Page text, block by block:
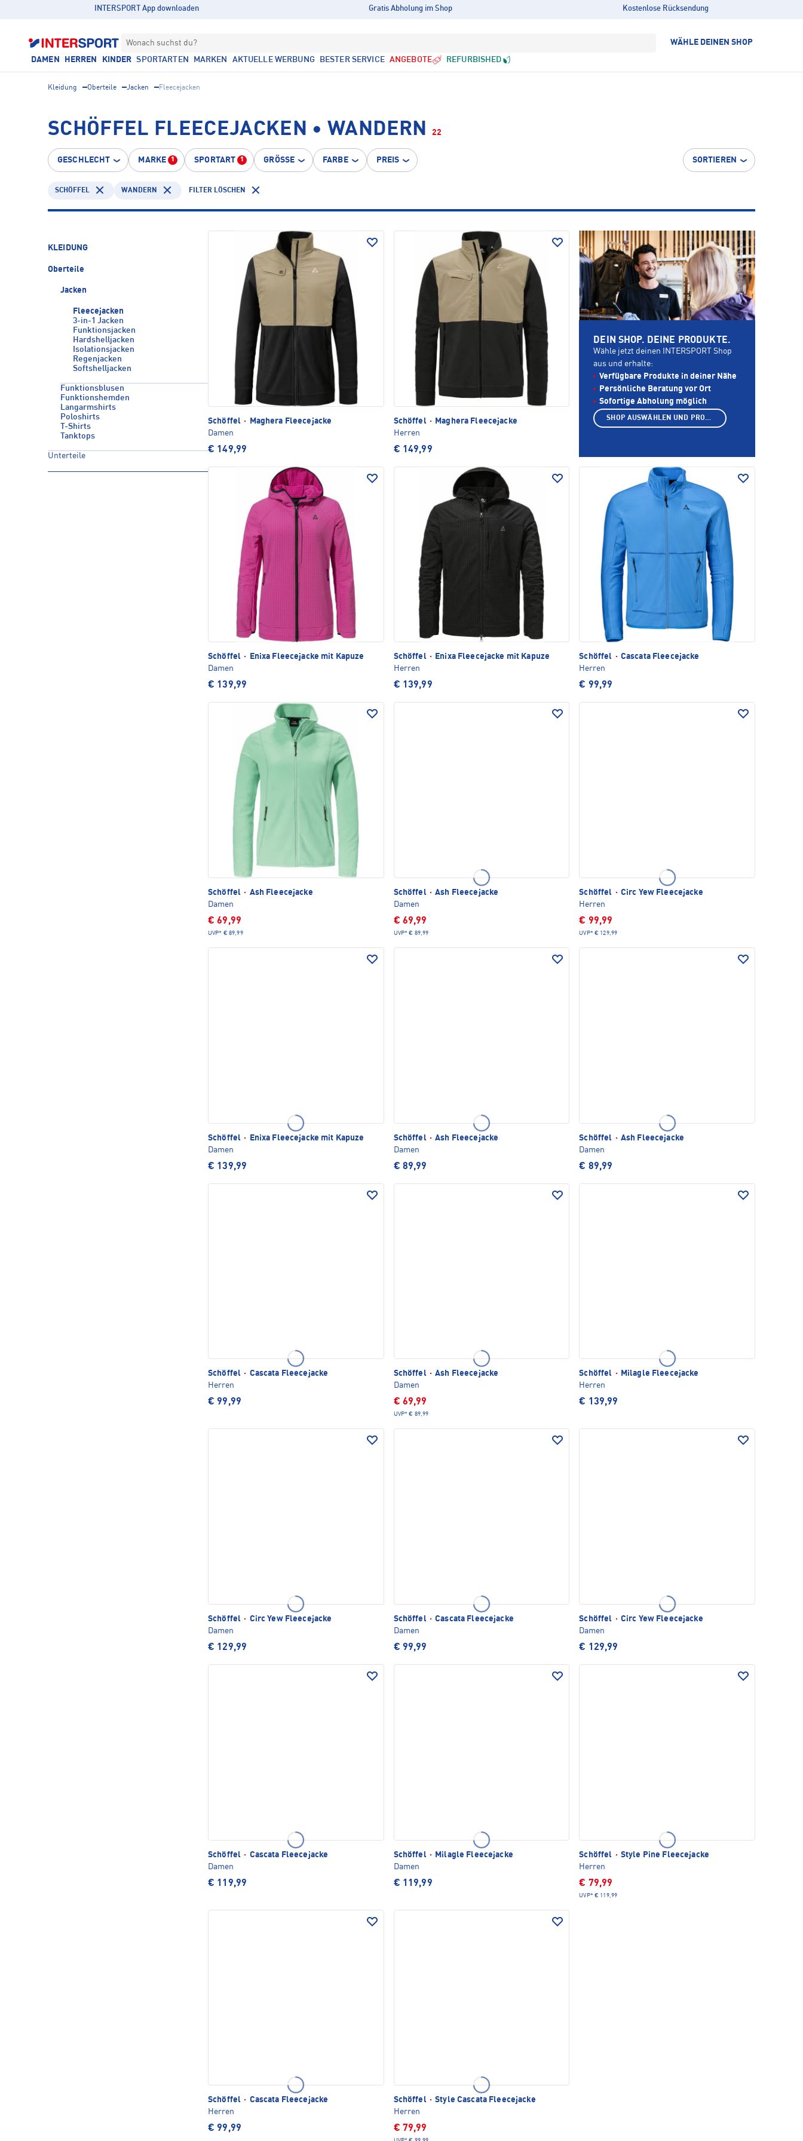
INTERSPORT App downloaden Gratis Abholung im Shop Kostenlose Rücksendung
Wonach suchst du? WÄHLE DEINEN SHOP
DAMEN HERREN KINDER SPORTARTEN MARKEN AKTUELLE WERBUNG BESTER SERVICE ANGEBOTE REFURBISHED
Kleidung Oberteile Jacken Fleecejacken
SCHÖFFEL FLEECEJACKEN • WANDERN 22
GESCHLECHT MARKE 1 SPORTART 1 GRÖSSE FARBE PREIS SORTIEREN
SCHÖFFEL WANDERN FILTER LÖSCHEN
KLEIDUNG
Oberteile
Jacken
Fleecejacken
3-in-1 Jacken
Funktionsjacken
Hardshelljacken
Isolationsjacken
Regenjacken
Softshelljacken
Funktionsblusen
Funktionshemden
Langarmshirts
Poloshirts
T-Shirts
Tanktops
Unterteile
Schöffel ·
Maghera Fleecejacke
Damen
€ 149,99
Schöffel ·
Maghera Fleecejacke
Herren
€ 149,99
Schöffel ·
Enixa Fleecejacke mit Kapuze
Damen
€ 139,99
Schöffel ·
Enixa Fleecejacke mit Kapuze
Herren
€ 139,99
Schöffel · Cascata Fleecejacke
Herren
€ 99,99
Schöffel · Ash Fleecejacke
Damen
€ 69,99
UVP* € 89,99
Schöffel · Ash Fleecejacke
Damen
€ 69,99
UVP* € 89,99
Schöffel · Circ Yew Fleecejacke
Herren
€ 99,99
UVP* € 129,99
Schöffel ·
Enixa Fleecejacke mit Kapuze
Damen
€ 139,99
Schöffel · Ash Fleecejacke
Damen
€ 89,99
Schöffel · Ash Fleecejacke
Damen
€ 89,99
Schöffel · Cascata Fleecejacke
Herren
€ 99,99
Schöffel · Ash Fleecejacke
Damen
€ 69,99
UVP* € 89,99
Schöffel ·
Milagle Fleecejacke
Herren
€ 139,99
Schöffel · Circ Yew Fleecejacke
Damen
€ 129,99
Schöffel · Cascata Fleecejacke
Damen
€ 99,99
Schöffel · Circ Yew Fleecejacke
Damen
€ 129,99
Schöffel · Cascata Fleecejacke
Damen
€ 119,99
Schöffel ·
Milagle Fleecejacke
Damen
€ 119,99
Schöffel · Style Pine Fleecejacke
Herren
€ 79,99
UVP* € 119,99
Schöffel · Cascata Fleecejacke
Herren
€ 99,99
Schöffel · Style Cascata Fleecejacke
Herren
€ 79,99
DEIN SHOP. DEINE PRODUKTE.
Wähle jetzt deinen INTERSPORT Shop
aus und erhalte:
Verfügbare Produkte in deiner Nähe
Persönliche Beratung vor Ort
Sofortige Abholung möglich
SHOP AUSWÄHLEN UND PRODUKTE ANZEIGEN